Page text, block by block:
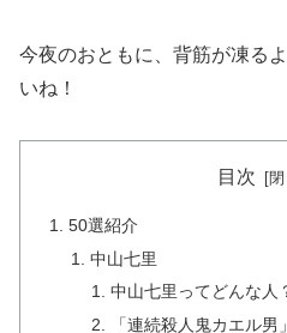
今夜のおともに、背筋が凍る
いね！
目次
50選紹介
中山七里
中山七里ってどんな人
「連続殺人鬼カエル男